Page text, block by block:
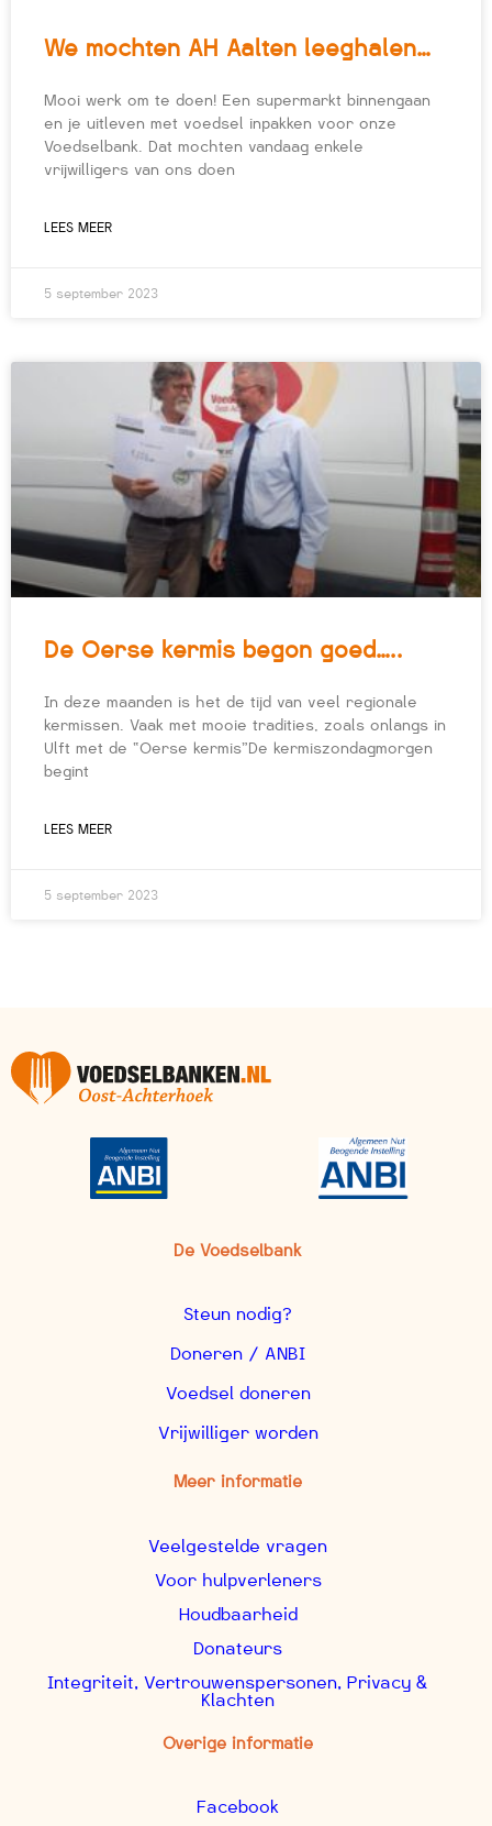
We mochten AH Aalten leeghalen…
Mooi werk om te doen! Een supermarkt binnengaan
en je uitleven met voedsel inpakken voor onze
Voedselbank. Dat mochten vandaag enkele
vrijwilligers van ons doen
LEES MEER
5 september 2023
De Oerse kermis begon goed…..
In deze maanden is het de tijd van veel regionale
kermissen. Vaak met mooie tradities, zoals onlangs in
Ulft met de “Oerse kermis”De kermiszondagmorgen
begint
LEES MEER
5 september 2023
De Voedselbank
Steun nodig?
Doneren / ANBI
Voedsel doneren
Vrijwilliger worden
Meer informatie
Veelgestelde vragen
Voor hulpverleners
Houdbaarheid
Donateurs
Integriteit, Vertrouwenspersonen, Privacy &
Klachten
Overige informatie
Facebook